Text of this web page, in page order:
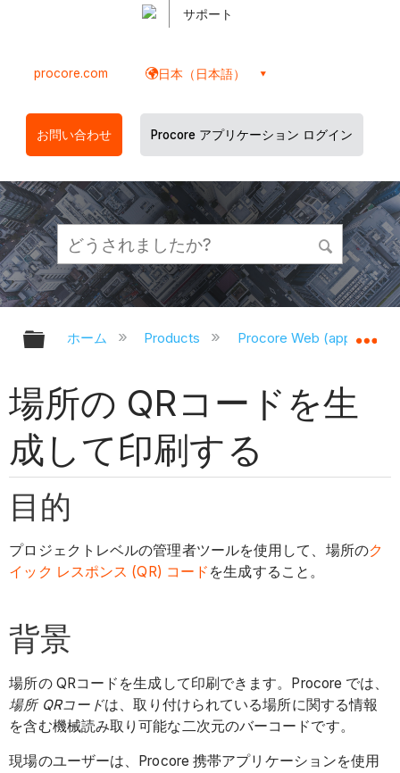
サポート
procore.com 日本（日本語）
お問い合わせ Procore アプリケーション ログイン
グローバル階層を展開/折りたたむ
ホーム Products Procore Web
場所の QRコードを生
成して印刷する
目的
プロジェクトレベルの管理者ツールを使用して、場所のク
イック レスポンス (QR) コード を生成すること。
背景
場所の QRコードを生成して印刷できます。Procore では、
場所 QRコードは、取り付けられている場所に関する情報
を含む機械読み取り可能な二次元のバーコードです。
現場のユーザーは、Procore 携帯アプリケーションを使用